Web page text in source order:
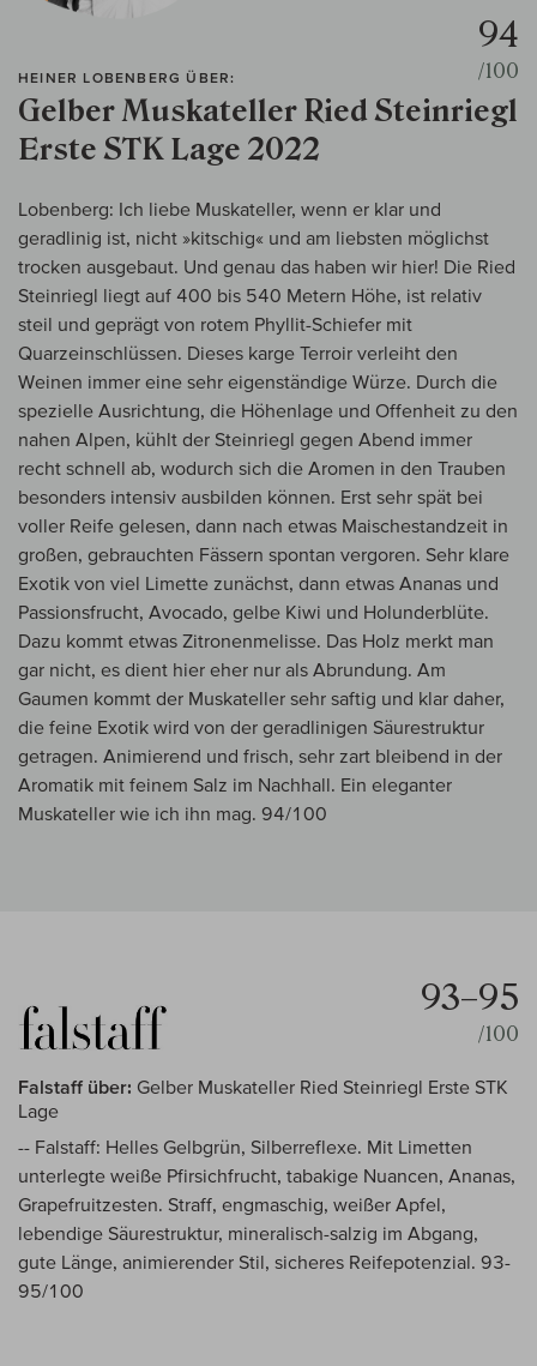
HEINER LOBENBERG ÜBER:
Gelber Muskateller Ried Steinriegl
Erste STK Lage 2022
94
/100
Lobenberg: Ich liebe Muskateller, wenn er klar und
geradlinig ist, nicht »kitschig« und am liebsten möglichst
trocken ausgebaut. Und genau das haben wir hier! Die Ried
Steinriegl liegt auf 400 bis 540 Metern Höhe, ist relativ
steil und geprägt von rotem Phyllit-Schiefer mit
Quarzeinschlüssen. Dieses karge Terroir verleiht den
Weinen immer eine sehr eigenständige Würze. Durch die
spezielle Ausrichtung, die Höhenlage und Offenheit zu den
nahen Alpen, kühlt der Steinriegl gegen Abend immer
recht schnell ab, wodurch sich die Aromen in den Trauben
besonders intensiv ausbilden können. Erst sehr spät bei
voller Reife gelesen, dann nach etwas Maischestandzeit in
großen, gebrauchten Fässern spontan vergoren. Sehr klare
Exotik von viel Limette zunächst, dann etwas Ananas und
Passionsfrucht, Avocado, gelbe Kiwi und Holunderblüte.
Dazu kommt etwas Zitronenmelisse. Das Holz merkt man
gar nicht, es dient hier eher nur als Abrundung. Am
Gaumen kommt der Muskateller sehr saftig und klar daher,
die feine Exotik wird von der geradlinigen Säurestruktur
getragen. Animierend und frisch, sehr zart bleibend in der
Aromatik mit feinem Salz im Nachhall. Ein eleganter
Muskateller wie ich ihn mag. 94/100
93–95
/100
Falstaff über: Gelber Muskateller Ried Steinriegl Erste STK
Lage
-- Falstaff: Helles Gelbgrün, Silberreflexe. Mit Limetten
unterlegte weiße Pfirsichfrucht, tabakige Nuancen, Ananas,
Grapefruitzesten. Straff, engmaschig, weißer Apfel,
lebendige Säurestruktur, mineralisch-salzig im Abgang,
gute Länge, animierender Stil, sicheres Reifepotenzial. 93-
95/100